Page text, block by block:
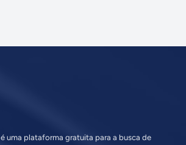
é uma plataforma gratuita para a busca de